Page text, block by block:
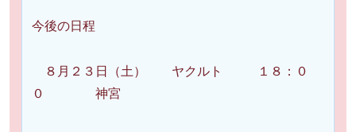
今後の日程
８月２３日（土） ヤクルト １８：０
０ 神宮